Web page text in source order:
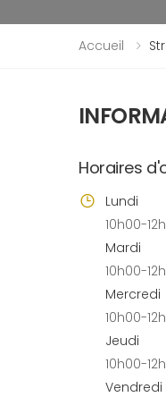
Accueil
Horaires
Lundi
10h00-
Mardi
10h00-
Mercredi
10h00-
Jeudi
10h00-
Vendredi